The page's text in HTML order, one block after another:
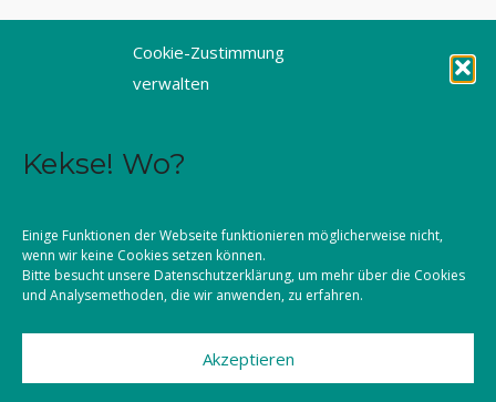
Cookie-Zustimmung
verwalten
Kekse! Wo?
Einige Funktionen der Webseite funktionieren möglicherweise nicht,
wenn wir keine Cookies setzen können.
Bitte besucht unsere Datenschutzerklärung, um mehr über die Cookies
und Analysemethoden, die wir anwenden, zu erfahren.
Akzeptieren
Fax 0821 3166-3459
E-Mail: dioezesanstelle@kljb-augsburg.de
Impressum
Kontakt
©2026 KLJB Augsburg